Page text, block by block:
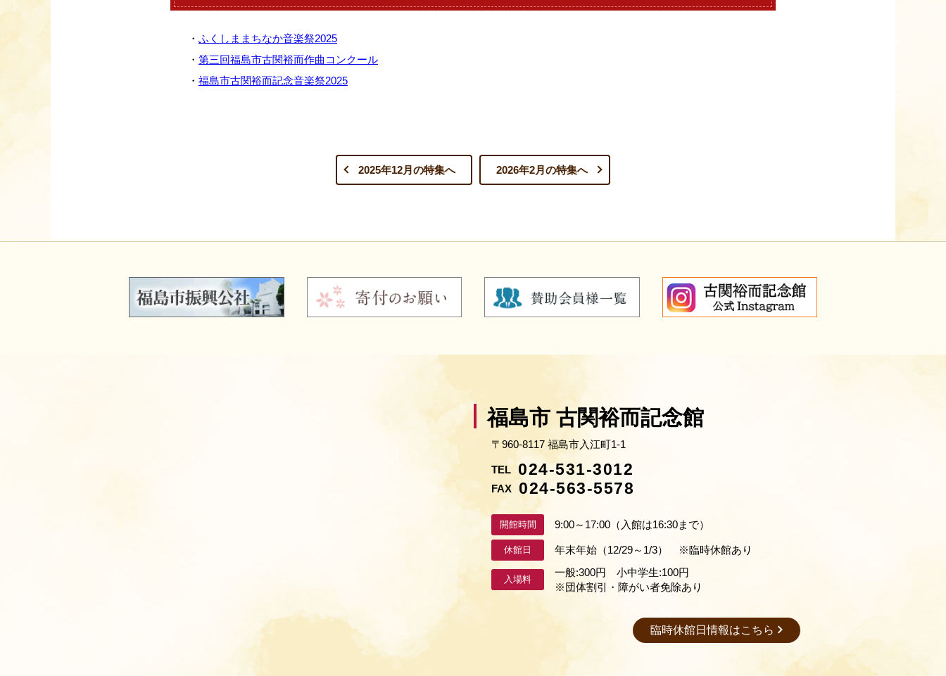
・ ふくしままちなか音楽祭2025
・ 第三回福島市古関裕而作曲コンクール
・ 福島市古関裕而記念音楽祭2025
2025年12月の特集へ 2026年2月の特集へ
福島市 古関裕而記念館
〒960-8117 福島市入江町1-1
TEL 024-531-3012
FAX 024-563-5578
開館時間 9:00～17:00（入館は16:30まで）
休館日 年末年始（12/29～1/3） ※臨時休館あり
入場料
一般:300円 小中学生:100円
※団体割引・障がい者免除あり
臨時休館日情報はこちら